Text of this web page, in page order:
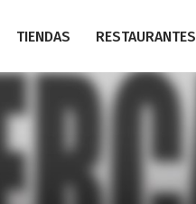
TIENDAS RESTAURANTES